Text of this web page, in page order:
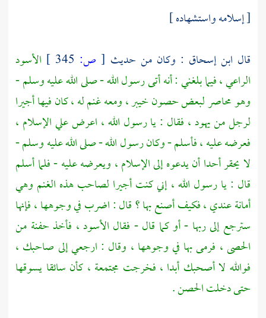
[ إسلامه واستشهاده ]
قال ابن إسحاق : وكان من حديث [ ص:
الأسود
الراعي، فيما بلغني : أنه أتى رسول الله - صلى الله عليه وسلم -
وهو محاصر لبعض حصونخيبر، ومعه غنم له ، كان فيها أجيرا
لرجل منيهود، فقال : يا رسول الله ، اعرض علي الإسلام ،
فعرضه عليه ، فأسلم - وكان رسول الله - صلى الله عليه وسلم -
لا يحقر أحدا أن يدعوه إلى الإسلام ، ويعرضه عليه - فلما أسلم
قال : يا رسول الله ، إني كنت أجيرا لصاحب هذه الغنم وهي
أمانة عندي ، فكيف أصنع بها ؟ قال : اضرب في وجوهها ، فإنها
سترجع إلى ربها - أو كما قال - فقال الأسود ، فأخذ حفنة من
الحصى ، فرمى بها في وجوهها ، وقال : ارجعي إلى صاحبك ،
فوالله لا أصحبك أبدا ، فخرجت مجتمعة ، كأن سائقا يسوقها
حتى دخلت الحصن .